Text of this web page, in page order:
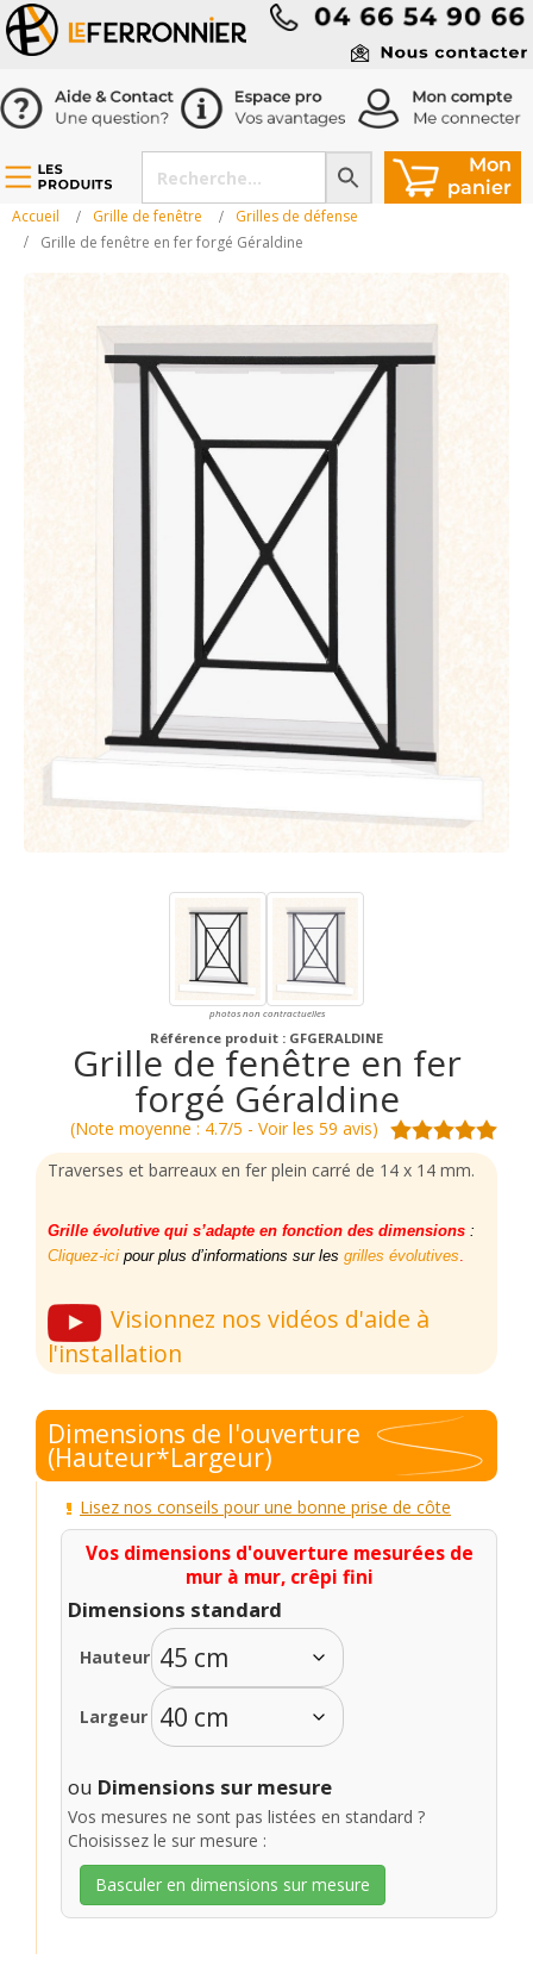
Accueil Grille de fenêtre
Grilles de défense
Grille de fenêtre en fer forgé Géraldine
photos non contractuelles
Référence produit : GFGERALDINE
Grille de fenêtre en fer
forgé Géraldine
(Note moyenne : 4.7/5 - Voir les 59 avis)
Traverses et barreaux en fer plein carré de 14 x 14 mm.
Grille évolutive qui s’adapte en fonction des dimensions :
Cliquez-ici pour plus d’informations sur les grilles évolutives
Visionnez nos vidéos d'aide à
l'installation
Dimensions de l'ouverture
(Hauteur*Largeur)
Lisez nos conseils pour une bonne prise de côte
Vos dimensions d'ouverture mesurées de
mur à mur, crêpi fini
Dimensions standard
Hauteur
Largeur
ou Dimensions sur mesure
Vos mesures ne sont pas listées en standard ?
Choisissez le sur mesure :
Basculer en dimensions sur mesure